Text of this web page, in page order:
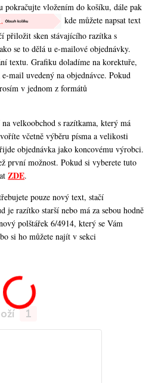
pokračujte vložením do košíku, dále pak
kde můžete napsat text
přiložit sken stávajícího razítka s
se to dělá u e-mailové objednávky.
textu. Grafiku doladíme na korektuře,
mail uvedený na objednávce. Pokud
v jednom z formátů
velkoobchod s razítkama, který má
včetně výběru písma a velikosti
objednávka jako koncovému výrobci.
první možnost. Pokud si vyberete tuto
ZDE.
pouze nový text, stačí
je razítko starší nebo má za sebou hodně
polštářek 6/4914, který se Vám
si ho můžete najít v sekci
1